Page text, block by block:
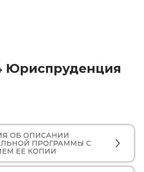
Юриспруденция
ОБ ОПИСАНИИ
ПРОГРАММЫ С
ЕЕ КОПИИ